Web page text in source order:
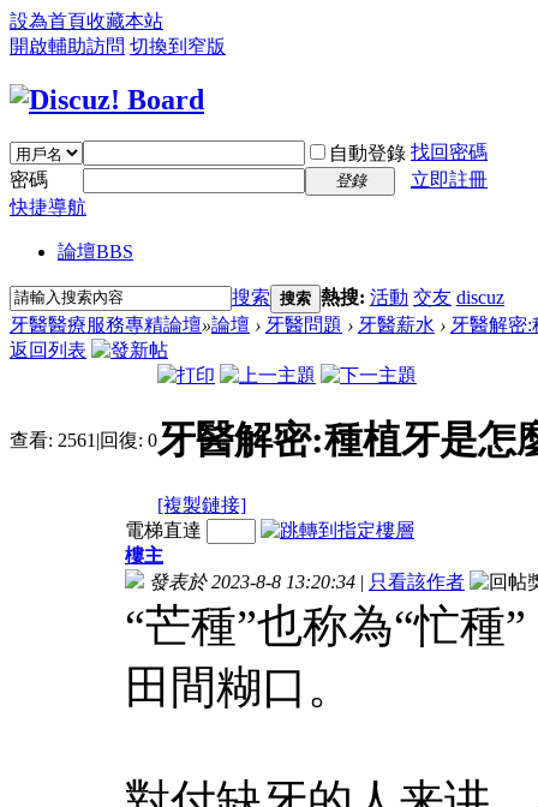
設為首頁收藏本站
開啟輔助訪問 切換到窄版
自動登錄 找回密碼
密碼
登錄
立即註冊
快捷導航
論壇BBS
搜索 搜索 熱搜: 活動 交友 discuz
牙醫醫療服務專精論壇»論壇 › 牙醫問題 › 牙醫薪水 › 牙醫解密:
返回列表
查看: 2561 |回復: 0牙醫解密:種植牙是怎
[複製鏈接]
電梯直達
樓主
發表於 2023-8-8 13:20:34 | 只看該作者
“芒種”也称為“忙種
田間糊口。